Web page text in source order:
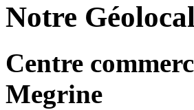
Notre
Centre
Megrine